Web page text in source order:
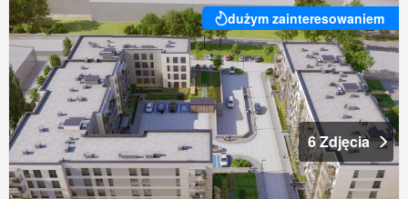
dużym zainteresowaniem
6 Zdjęcia